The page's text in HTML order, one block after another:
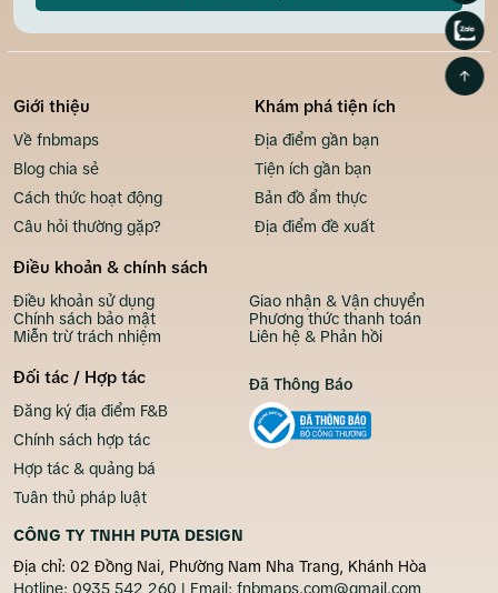
Giới thiệu
Về fnbmaps
Blog chia sẻ
Cách thức hoạt động
Câu hỏi thường gặp?
Khám phá tiện ích
Địa điểm gần bạn
Tiện ích gần bạn
Bản đồ ẩm thực
Địa điểm đề xuất
Điều khoản & chính sách
Điều khoản sử dụng
Chính sách bảo mật
Miễn trừ trách nhiệm
Giao nhận & Vận chuyển
Phương thức thanh toán
Liên hệ & Phản hồi
Đối tác / Hợp tác
Đăng ký địa điểm F&B
Chính sách hợp tác
Hợp tác & quảng bá
Tuân thủ pháp luật
CÔNG TY TNHH PUTA DESIGN
Địa chỉ: 02 Đồng Nai, Phường Nam Nha Trang, Khánh Hòa
Hotline: 0935 542 260 | Email: fnbmaps.com@gmail.com
Đã Thông Báo